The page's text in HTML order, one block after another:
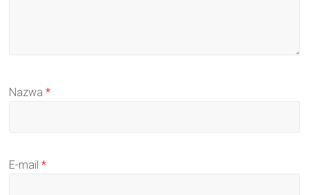
Nazwa*
E-mail*